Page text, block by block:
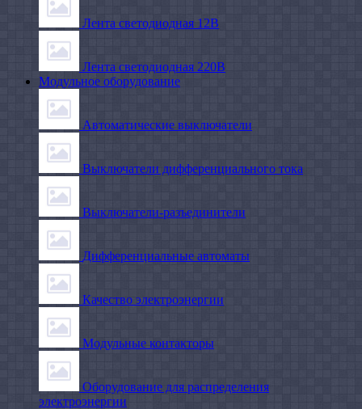
Лента светодиодная 12В
Лента светодиодная 220В
Модульное оборудование
Автоматические выключатели
Выключатели дифференциального тока
Выключатели-разъединители
Дифференциальные автоматы
Качество электроэнергии
Модульные контакторы
Оборудование для распределения
электроэнергии